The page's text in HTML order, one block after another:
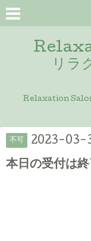
リラ
Relaxation Salon
不可 2023-03-
本日の受付は